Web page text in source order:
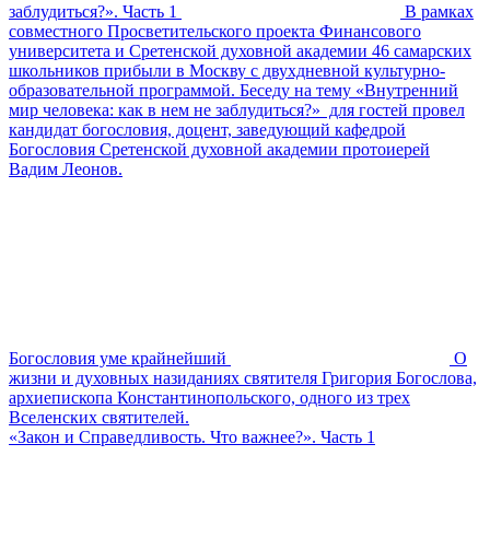
заблудиться?». Часть 1
В рамках
совместного Просветительского проекта Финансового
университета и Сретенской духовной академии 46 самарских
школьников прибыли в Москву с двухдневной культурно-
образовательной программой. Беседу на тему «Внутренний
мир человека: как в нем не заблудиться?» для гостей провел
кандидат богословия, доцент, заведующий кафедрой
Богословия Сретенской духовной академии протоиерей
Вадим Леонов.
Богословия уме крайнейший
О
жизни и духовных назиданиях святителя Григория Богослова,
архиепископа Константинопольского, одного из трех
Вселенских святителей.
«Закон и Справедливость. Что важнее?». Часть 1